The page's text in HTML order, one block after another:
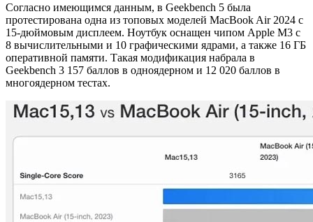
Согласно имеющимся данным, в Geekbench 5 была
протестирована одна из топовых моделей MacBook Air 2024 c
15-дюймовым дисплеем. Ноутбук оснащен чипом Apple M3 с
8 вычислительными и 10 графическими ядрами, а также 16 ГБ
оперативной памяти. Такая модификация набрала в
Geekbench 3 157 баллов в одноядерном и 12 020 баллов в
многоядерном тестах.